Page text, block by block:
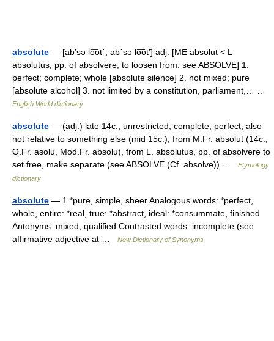
absolute — [ab′sə lo͞ot΄, ab΄sə lo͞ot′] adj. [ME absolut < L
absolutus, pp. of absolvere, to loosen from: see ABSOLVE] 1.
perfect; complete; whole [absolute silence] 2. not mixed; pure
[absolute alcohol] 3. not limited by a constitution, parliament,… …
English World dictionary
absolute — (adj.) late 14c., unrestricted; complete, perfect; also
not relative to something else (mid 15c.), from M.Fr. absolut (14c.,
O.Fr. asolu, Mod.Fr. absolu), from L. absolutus, pp. of absolvere to
set free, make separate (see ABSOLVE (Cf. absolve)) …
Etymology
dictionary
absolute — 1 *pure, simple, sheer Analogous words: *perfect,
whole, entire: *real, true: *abstract, ideal: *consummate, finished
Antonyms: mixed, qualified Contrasted words: incomplete (see
affirmative adjective at …
New Dictionary of Synonyms